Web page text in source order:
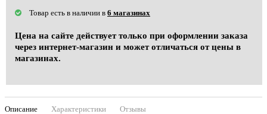
Товар есть в наличии в 6 магазинах
Цена на сайте действует только при оформлении заказа
через интернет-магазин и может отличаться от цены в
магазинах.
Описание Характеристики Отзывы